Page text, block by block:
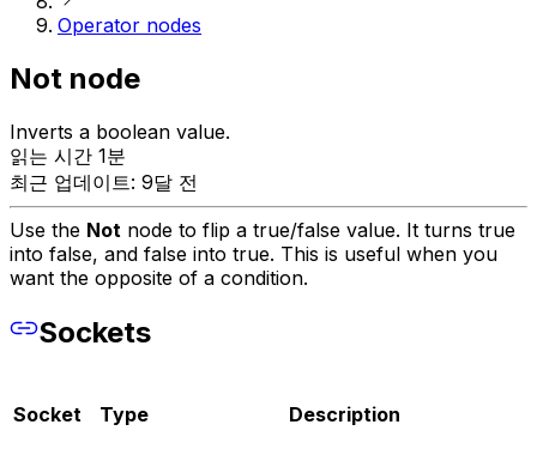
Operator nodes
Not node
Inverts a boolean value.
읽는 시간 1분
최근 업데이트: 9달 전
Use the Not node to flip a true/false value. It turns true
into false, and false into true. This is useful when you
want the opposite of a condition.
Sockets
Socket Type Description